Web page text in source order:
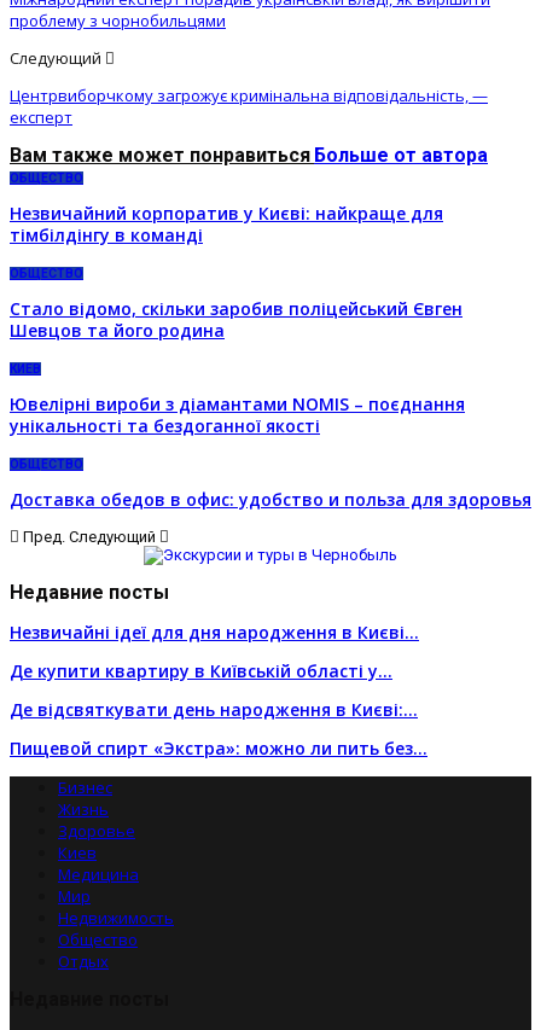
проблему з чорнобильцями
Следующий
Центрвиборчкому загрожує кримінальна відповідальність, —
експерт
Вам также может понравиться Больше от автора
ОБЩЕСТВО
Незвичайний корпоратив у Києві: найкраще для
тімбілдінгу в команді
ОБЩЕСТВО
Стало відомо, скільки заробив поліцейський Євген
Шевцов та його родина
КИЕВ
Ювелірні вироби з діамантами NOMIS – поєднання
унікальності та бездоганної якості
ОБЩЕСТВО
Доставка обедов в офис: удобство и польза для здоровья
Пред. Следующий
Недавние посты
Незвичайні ідеї для дня народження в Києві…
Де купити квартиру в Київській області у…
Де відсвяткувати день народження в Києві:…
Пищевой спирт «Экстра»: можно ли пить без…
Бизнес
Жизнь
Здоровье
Киев
Медицина
Мир
Недвижимость
Общество
Отдых